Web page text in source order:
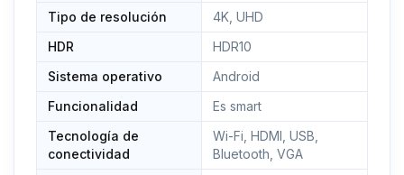
Tipo de resolución
4K, UHD
HDR
HDR10
Sistema operativo
Android
Funcionalidad
Es smart
Tecnología de
conectividad
Wi-Fi, HDMI, USB,
Bluetooth, VGA